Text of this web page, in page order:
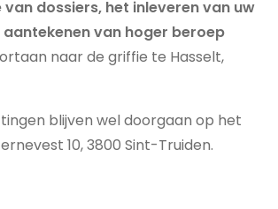
dossiers, het inleveren van uw
van hoger beroep
naar de griffie te Hasselt,
blijven wel doorgaan op het
10, 3800 Sint-Truiden.